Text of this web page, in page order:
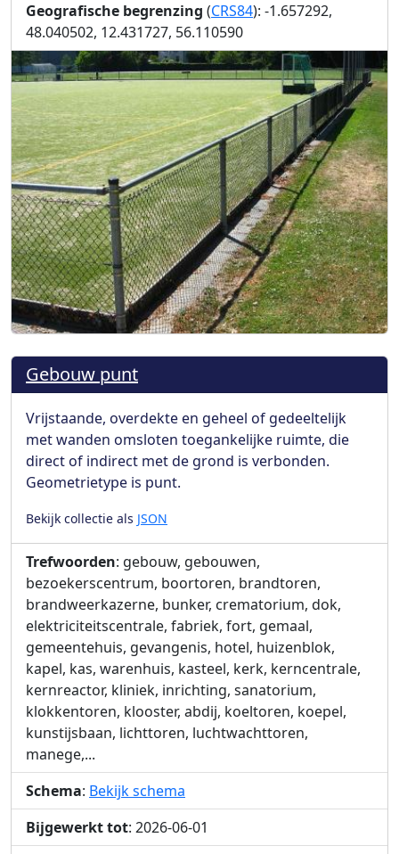
Geografische begrenzing (CRS84): -1.657292,
48.040502, 12.431727, 56.110590
Gebouw punt
Vrijstaande, overdekte en geheel of gedeeltelijk
met wanden omsloten toegankelijke ruimte, die
direct of indirect met de grond is verbonden.
Geometrietype is punt.
Bekijk collectie als JSON
Trefwoorden: gebouw, gebouwen,
bezoekerscentrum, boortoren, brandtoren,
brandweerkazerne, bunker, crematorium, dok,
elektriciteitscentrale, fabriek, fort, gemaal,
gemeentehuis, gevangenis, hotel, huizenblok,
kapel, kas, warenhuis, kasteel, kerk, kerncentrale,
kernreactor, kliniek, inrichting, sanatorium,
klokkentoren, klooster, abdij, koeltoren, koepel,
kunstijsbaan, lichttoren, luchtwachttoren,
manege,...
Schema: Bekijk schema
Bijgewerkt tot: 2026-06-01